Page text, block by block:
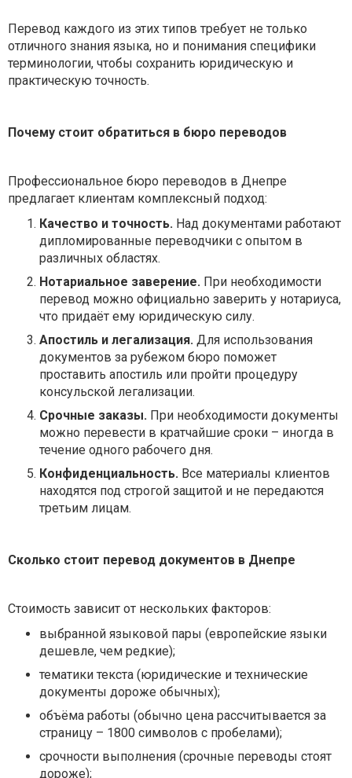
Перевод каждого из этих типов требует не только
отличного знания языка, но и понимания специфики
терминологии, чтобы сохранить юридическую и
практическую точность.
Почему стоит обратиться в бюро переводов
Профессиональное бюро переводов в Днепре
предлагает клиентам комплексный подход:
Качество и точность. Над документами работают
дипломированные переводчики с опытом в
различных областях.
Нотариальное заверение. При необходимости
перевод можно официально заверить у нотариуса,
что придаёт ему юридическую силу.
Апостиль и легализация. Для использования
документов за рубежом бюро поможет
проставить апостиль или пройти процедуру
консульской легализации.
Срочные заказы. При необходимости документы
можно перевести в кратчайшие сроки – иногда в
течение одного рабочего дня.
Конфиденциальность. Все материалы клиентов
находятся под строгой защитой и не передаются
третьим лицам.
Сколько стоит перевод документов в Днепре
Стоимость зависит от нескольких факторов:
выбранной языковой пары (европейские языки
дешевле, чем редкие);
тематики текста (юридические и технические
документы дороже обычных);
объёма работы (обычно цена рассчитывается за
страницу – 1800 символов с пробелами);
срочности выполнения (срочные переводы стоят
дороже);